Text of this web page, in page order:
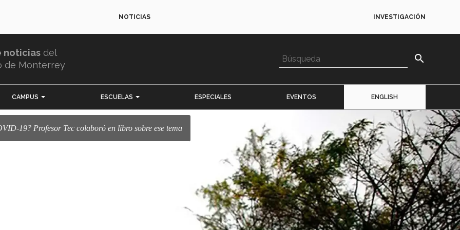
NOTICIAS INVESTIGACIÓN
noticias del
de Monterrey
search
CAMPUS ESCUELAS ESPECIALES EVENTOS ENGLISH
19? Profesor Tec colaboró en libro sobre ese tema